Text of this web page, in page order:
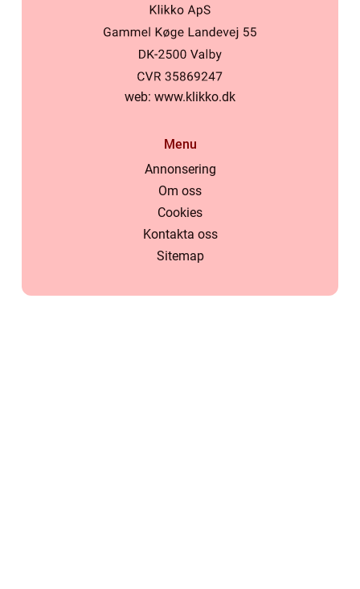
web: www.klikko.dk
Menu
Annonsering
Om oss
Cookies
Kontakta oss
Sitemap